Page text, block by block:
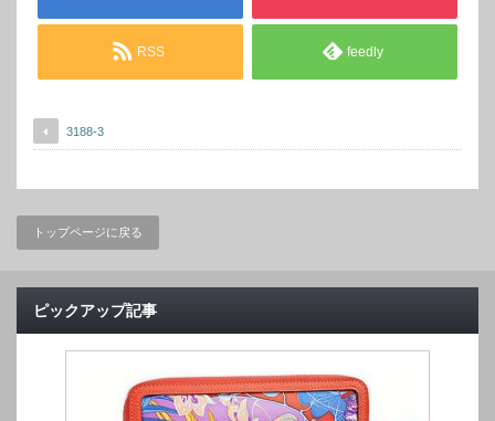
RSS feedly
3188-3
トップページに戻る
ピックアップ記事